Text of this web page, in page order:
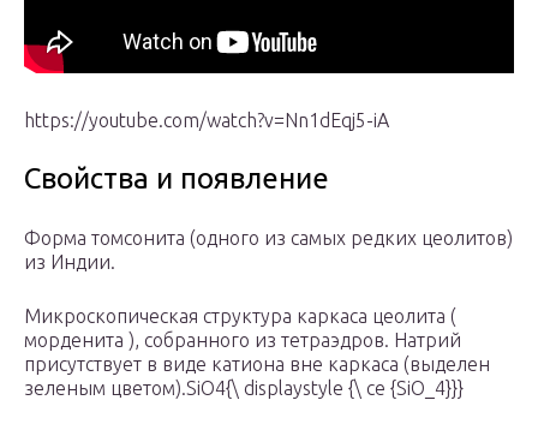
https://youtube.com/watch?v=Nn1dEqj5-iA
Свойства и появление
Форма томсонита (одного из самых редких цеолитов)
из Индии.
Микроскопическая структура каркаса цеолита (
морденита ), собранного из тетраэдров. Натрий
присутствует в виде катиона вне каркаса (выделен
зеленым цветом).SiO4{\ displaystyle {\ ce {SiO_4}}}